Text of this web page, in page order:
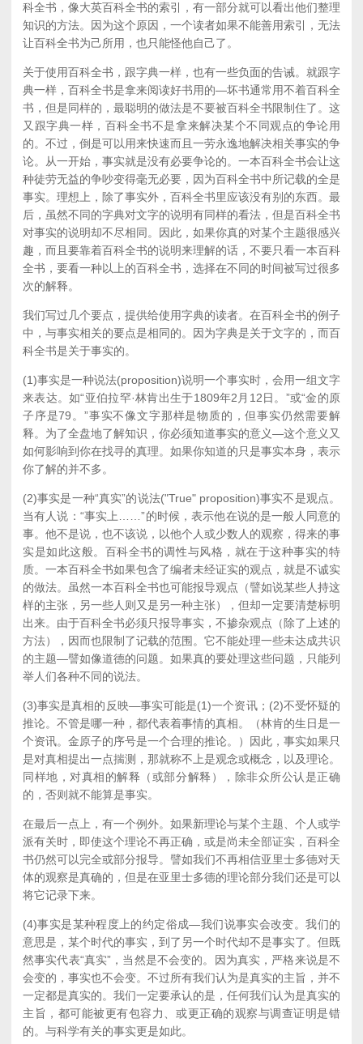
科全书，像大英百科全书的索引，有一部分就可以看出他们整理
知识的方法。因为这个原因，一个读者如果不能善用索引，无法
让百科全书为己所用，也只能怪他自己了。
关于使用百科全书，跟字典一样，也有一些负面的告诫。就跟字
典一样，百科全书是拿来阅读好书用的—坏书通常用不着百科全
书，但是同样的，最聪明的做法是不要被百科全书限制住了。这
又跟字典一样，百科全书不是拿来解决某个不同观点的争论用
的。不过，倒是可以用来快速而且一劳永逸地解决相关事实的争
论。从一开始，事实就是没有必要争论的。一本百科全书会让这
种徒劳无益的争吵变得毫无必要，因为百科全书中所记载的全是
事实。理想上，除了事实外，百科全书里应该没有别的东西。最
后，虽然不同的字典对文字的说明有同样的看法，但是百科全书
对事实的说明却不尽相同。因此，如果你真的对某个主题很感兴
趣，而且要靠着百科全书的说明来理解的话，不要只看一本百科
全书，要看一种以上的百科全书，选择在不同的时间被写过很多
次的解释。
我们写过几个要点，提供给使用字典的读者。在百科全书的例子
中，与事实相关的要点是相同的。因为字典是关于文字的，而百
科全书是关于事实的。
(1)事实是一种说法(proposition)说明一个事实时，会用一组文字
来表达。如“亚伯拉罕·林肯出生于1809年2月12日。”或“金的原
子序是79。”事实不像文字那样是物质的，但事实仍然需要解
释。为了全盘地了解知识，你必须知道事实的意义—这个意义又
如何影响到你在找寻的真理。如果你知道的只是事实本身，表示
你了解的并不多。
(2)事实是一种“真实”的说法("True" proposition)事实不是观点。
当有人说：“事实上……”的时候，表示他在说的是一般人同意的
事。他不是说，也不该说，以他个人或少数人的观察，得来的事
实是如此这般。百科全书的调性与风格，就在于这种事实的特
质。一本百科全书如果包含了编者未经证实的观点，就是不诚实
的做法。虽然一本百科全书也可能报导观点（譬如说某些人持这
样的主张，另一些人则又是另一种主张），但却一定要清楚标明
出来。由于百科全书必须只报导事实，不掺杂观点（除了上述的
方法），因而也限制了记载的范围。它不能处理一些未达成共识
的主题—譬如像道德的问题。如果真的要处理这些问题，只能列
举人们各种不同的说法。
(3)事实是真相的反映—事实可能是(1)一个资讯；(2)不受怀疑的
推论。不管是哪一种，都代表着事情的真相。（林肯的生日是一
个资讯。金原子的序号是一个合理的推论。）因此，事实如果只
是对真相提出一点揣测，那就称不上是观念或概念，以及理论。
同样地，对真相的解释（或部分解释），除非众所公认是正确
的，否则就不能算是事实。
在最后一点上，有一个例外。如果新理论与某个主题、个人或学
派有关时，即使这个理论不再正确，或是尚未全部证实，百科全
书仍然可以完全或部分报导。譬如我们不再相信亚里士多德对天
体的观察是真确的，但是在亚里士多德的理论部分我们还是可以
将它记录下来。
(4)事实是某种程度上的约定俗成—我们说事实会改变。我们的
意思是，某个时代的事实，到了另一个时代却不是事实了。但既
然事实代表“真实”，当然是不会变的。因为真实，严格来说是不
会变的，事实也不会变。不过所有我们认为是真实的主旨，并不
一定都是真实的。我们一定要承认的是，任何我们认为是真实的
主旨，都可能被更有包容力、或更正确的观察与调查证明是错
的。与科学有关的事实更是如此。